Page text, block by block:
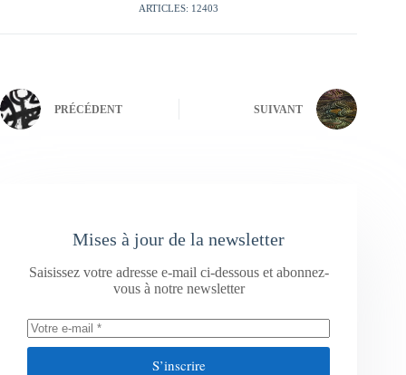
ARTICLES: 12403
PRÉCÉDENT SUIVANT
Mises à jour de la newsletter
Saisissez votre adresse e-mail ci-dessous et abonnez-
vous à notre newsletter
S’inscrire